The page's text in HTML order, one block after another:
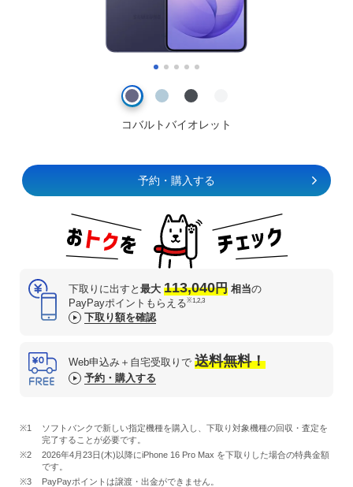
コバルトバイオレット
予約・購入する
下取りに出すと 最大 113,040円 相当の
PayPayポイントもらえる※1,2,3
下取り額を確認
Web申込み＋自宅受取りで 送料無料！
予約・購入する
※1
ソフトバンクで新しい指定機種を購入し、下取り対象機種の回収・査定を
完了することが必要です。
※2
2026年4月23日(木)以降にiPhone 16 Pro Max を下取りした場合の特典金額
です。
※3
PayPayポイントは譲渡・出金ができません。